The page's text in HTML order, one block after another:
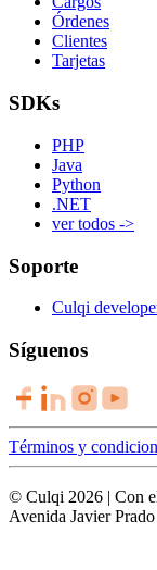
Órdenes
Clientes
Tarjetas
SDKs
PHP
Java
Python
.NET
ver todos ->
Soporte
Culqi
Síguenos
Términos y
© Culqi 2026 | Con
Avenida Javier